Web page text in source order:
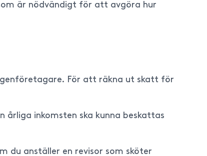
är nödvändigt för att avgöra hur
För att räkna ut skatt för
inkomsten ska kunna beskattas
du anställer en revisor som sköter